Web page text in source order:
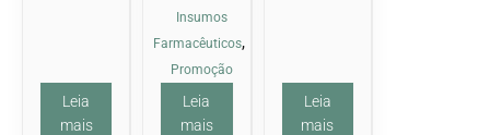
Leia
mais
Insumos
Farmacêuticos,
Promoção
Leia
mais
Leia
mais